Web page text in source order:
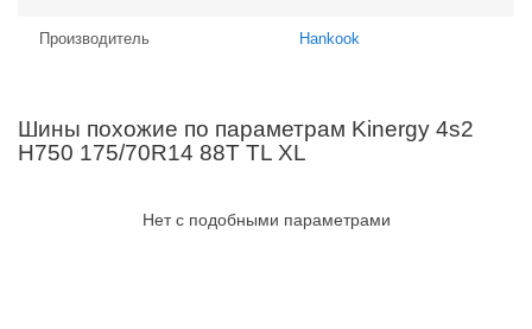
Производитель Hankook
Шины похожие по параметрам Kinergy 4s2
H750 175/70R14 88T TL XL
Нет с подобными параметрами